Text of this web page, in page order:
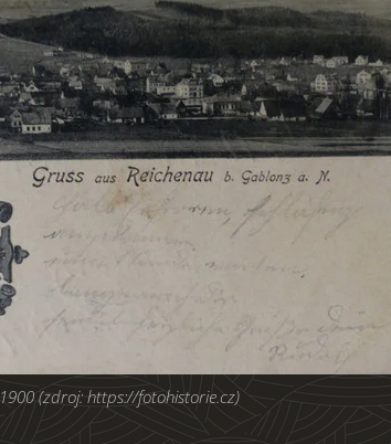
1900 (zdroj: https://fotohistorie.cz)